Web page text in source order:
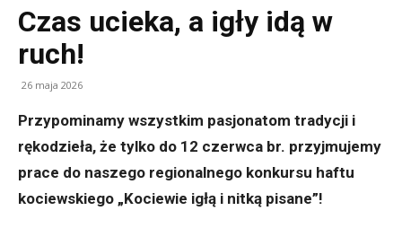
Czas ucieka, a igły idą w
ruch!
26 maja 2026
Przypominamy wszystkim pasjonatom tradycji i
rękodzieła, że tylko do 12 czerwca br. przyjmujemy
prace do naszego regionalnego konkursu haftu
kociewskiego „Kociewie igłą i nitką pisane”!